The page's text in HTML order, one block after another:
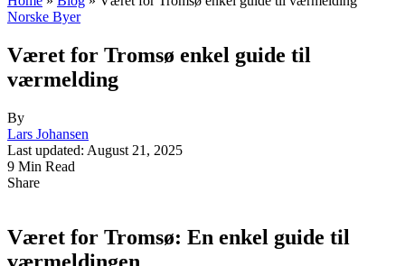
Norske Byer
Været for Tromsø enkel guide til
værmelding
By
Lars Johansen
Last updated: August 21, 2025
9 Min Read
Share
Været for Tromsø: En enkel guide til
værmeldingen